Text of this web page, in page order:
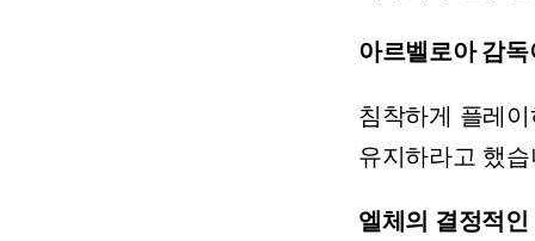
아르벨로아감독
침착하게 플레
유지하라고 했
엘체의 결정적인